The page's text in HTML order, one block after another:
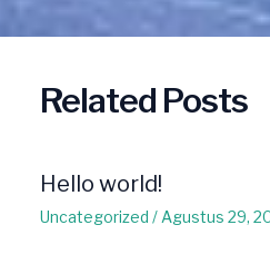
Related Posts
Hello world!
Uncategorized / Agustus 29,